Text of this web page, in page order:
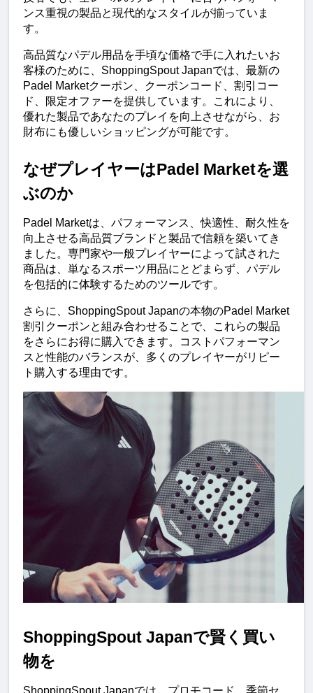
ンス重視の製品と現代的なスタイルが揃っていま
す。
高品質なパデル用品を手頃な価格で手に入れたいお
客様のために、ShoppingSpout Japanでは、最新の
Padel Marketクーポン、クーポンコード、割引コー
ド、限定オファーを提供しています。これにより、
優れた製品であなたのプレイを向上させながら、お
財布にも優しいショッピングが可能です。
なぜプレイヤーはPadel Marketを選
ぶのか
Padel Marketは、パフォーマンス、快適性、耐久性を
向上させる高品質ブランドと製品で信頼を築いてき
ました。専門家や一般プレイヤーによって試された
商品は、単なるスポーツ用品にとどまらず、パデル
を包括的に体験するためのツールです。
さらに、ShoppingSpout Japanの本物のPadel Market
割引クーポンと組み合わせることで、これらの製品
をさらにお得に購入できます。コストパフォーマン
スと性能のバランスが、多くのプレイヤーがリピー
ト購入する理由です。
ShoppingSpout Japanで賢く買い
物を
ShoppingSpout Japanでは、プロモコード、季節セ